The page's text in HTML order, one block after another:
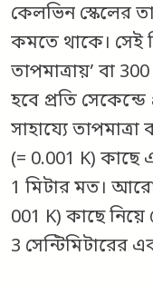
কেলভিন স্কেলের
কমতে থাকে। সেই
তাপমাত্রায়’ বা
হবে প্রতি
সাহায্যে
(= 0.001 K) কাছে
1 মিটার মত।
001 K) কাছে নিয়ে
3 সেন্টিমিটারের